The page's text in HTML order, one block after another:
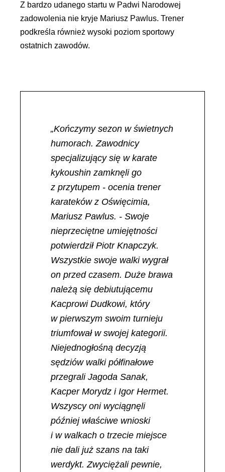
Z bardzo udanego startu w Padwi Narodowej
zadowolenia nie kryje Mariusz Pawlus. Trener
podkreśla również wysoki poziom sportowy
ostatnich zawodów.
„Kończymy sezon w świetnych
humorach. Zawodnicy
specjalizujący się w karate
kykoushin zamknęli go
z przytupem - ocenia trener
karateków z Oświęcimia,
Mariusz Pawlus. - Swoje
nieprzeciętne umiejętności
potwierdził Piotr Knapczyk.
Wszystkie swoje walki wygrał
on przed czasem. Duże brawa
należą się debiutującemu
Kacprowi Dudkowi, który
w pierwszym swoim turnieju
triumfował w swojej kategorii.
Niejednogłośną decyzją
sędziów walki półfinałowe
przegrali Jagoda Sanak,
Kacper Morydz i Igor Hermet.
Wszyscy oni wyciągnęli
później właściwe wnioski
i w walkach o trzecie miejsce
nie dali już szans na taki
werdykt. Zwyciężali pewnie,